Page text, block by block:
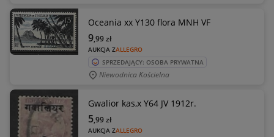
Oceania xx Y130 flora MNH VF
AUKCJA ZALLEGRO
9,99zł
SPRZEDAJĄCY: OSOBA PRYWATNA
Niewodnica Kościelna
Gwalior kas,x Y64 JV 1912r.
AUKCJA ZALLEGRO
5,99zł